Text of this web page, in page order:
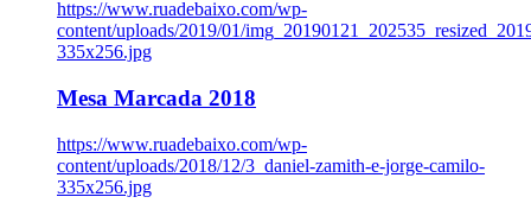
https://www.ruadebaixo.com/wp-
content/uploads/2019/01/
335x256.jpg
Mesa Marcada 2018
https://www.ruadebaixo.com/wp-
content/uploads/2018/12/3_daniel-zamith-e-jorge-camilo-
335x256.jpg